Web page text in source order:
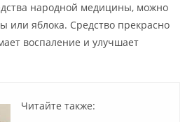
народной медицины, можно
или яблока. Средство прекрасно
воспаление и улучшает
Читайте также: